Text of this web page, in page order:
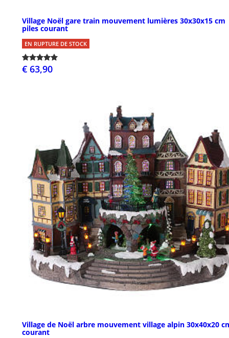
Village Noël gare train mouvement lumières 30x30x15 cm
piles courant
EN RUPTURE DE STOCK
€ 63,90
Village de Noël arbre mouvement village alpin 30x40x20
courant